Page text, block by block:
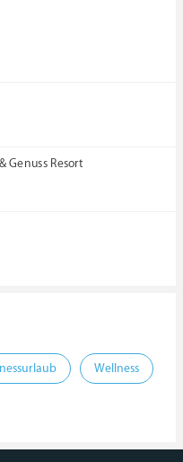
Genuss Resort
Wellness